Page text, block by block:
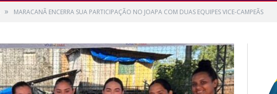
» MARACANÃ ENCERRA SUA PARTICIPAÇÃO NO JOAPA COM DUAS EQUIPES VICE-CAMPEÃS